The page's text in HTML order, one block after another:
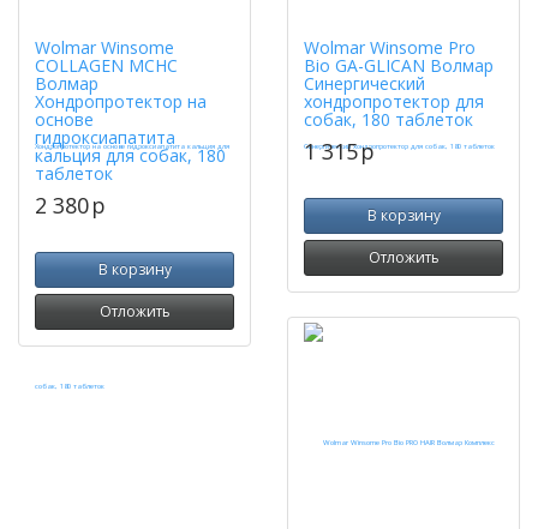
Wolmar Winsome
COLLAGEN MCHC
Волмар
Хондропротектор на
основе
гидроксиапатита
кальция для собак, 180
таблеток
2 380p
В корзину
Отложить
Wolmar Winsome Pro
Bio GA-GLICAN Волмар
Синергический
хондропротектор для
собак, 180 таблеток
1 315p
В корзину
Отложить